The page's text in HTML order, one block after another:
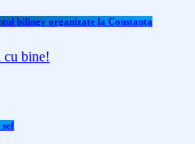
bilingv organizate la Constanţa